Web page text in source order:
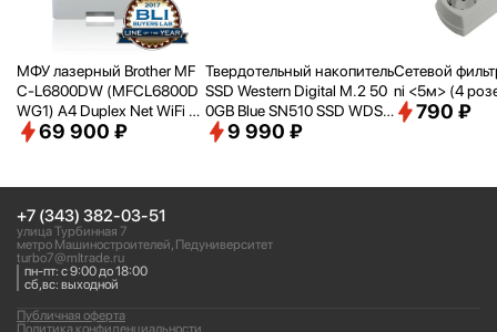
МФУ лазерный Brother MF
C-L6800DW (MFCL6800D
WG1) A4 Duplex Net WiFi се
рый69 900 ₽
Твердотельный накопитель
SSD Western Digital M.2 50
0GB Blue SN510 SSD WDS5
00G5B0E PCIe NVMe 4.0 x
9 990 ₽
Сетевой
ni <5м> (4
790 ₽
+7 (343) 382-03-51
улица Турбинная 7
метро Машиностроителей, Педуниверситет
turbo7@mltrade.ru
пн-пт: с 9:00 до 18:00
сб,вс: выходной
Политика конфиденциальности
Публичная оферта